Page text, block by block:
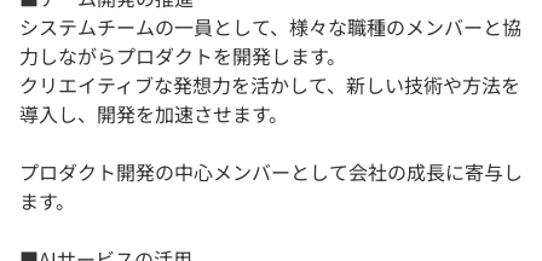
システムチームの一員として、様々な職種のメンバーと協
力しながらプロダクトを開発します。
クリエイティブな発想力を活かして、新しい技術や方法を
導入し、開発を加速させます。
プロダクト開発の中心メンバーとして会社の成長に寄与し
ます。